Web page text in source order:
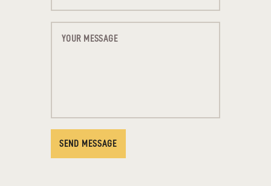
SEND MESSAGE